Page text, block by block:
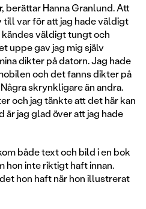
berättar Hanna Granlund. Att
var för att jag hade väldigt
väldigt tungt och
uppe gav jag mig själv
dikter på datorn. Jag hade
och det fanns dikter på
skrynkligare än andra.
och jag tänkte att det här kan
är jag glad över att jag hade
både text och bild i en bok
hon inte riktigt haft innan.
hon haft när hon illustrerat